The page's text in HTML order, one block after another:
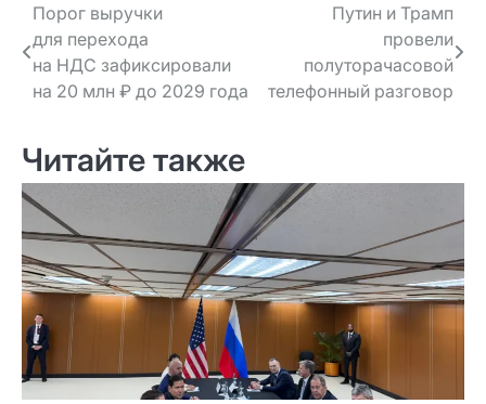
Навигация
по записям
Порог выручки
для перехода
на НДС зафиксировали
на 20 млн ₽ до 2029 года
Путин и Трамп
провели
полуторачасовой
телефонный разговор
Читайте также